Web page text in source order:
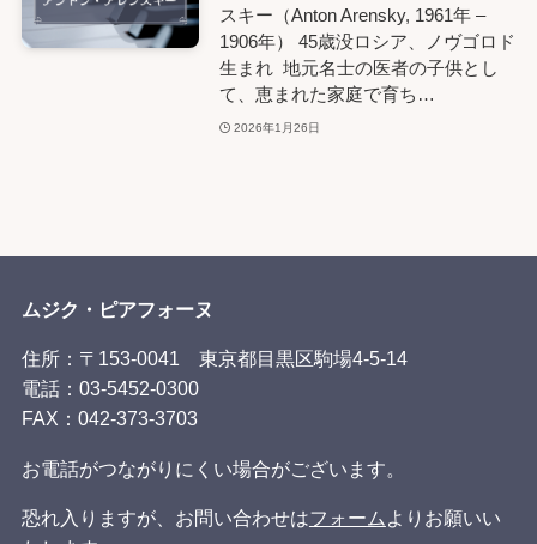
スキー（Anton Arensky, 1961年 –
1906年） 45歳没ロシア、ノヴゴロド
生まれ 地元名士の医者の子供とし
て、恵まれた家庭で育ち…
2026年1月26日
ムジク・ピアフォーヌ
住所：〒153-0041 東京都目黒区駒場4-5-14
電話：03-5452-0300
FAX： 042-373-3703
お電話がつながりにくい場合がございます。
恐れ入りますが、お問い合わせはフォーム よりお願いい